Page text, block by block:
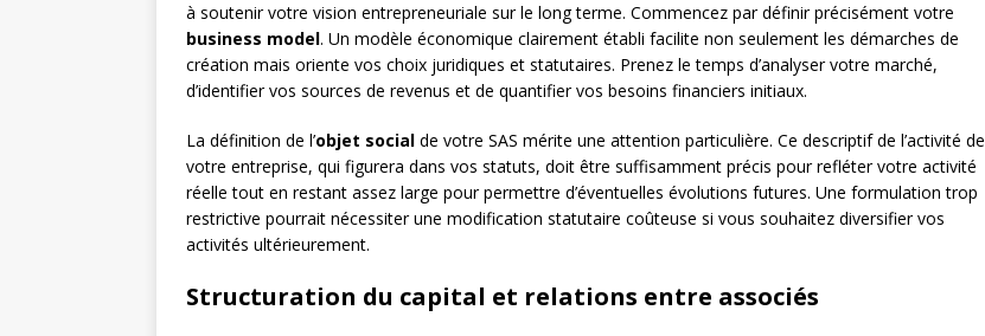
à soutenir votre vision entrepreneuriale sur le long terme. Commencez par définir précisément votre
business model. Un modèle économique clairement établi facilite non seulement les démarches de
création mais oriente vos choix juridiques et statutaires. Prenez le temps d’analyser votre marché,
d’identifier vos sources de revenus et de quantifier vos besoins financiers initiaux.
La définition de l’objet social de votre SAS mérite une attention particulière. Ce descriptif de l’activité de
votre entreprise, qui figurera dans vos statuts, doit être suffisamment précis pour refléter votre activité
réelle tout en restant assez large pour permettre d’éventuelles évolutions futures. Une formulation trop
restrictive pourrait nécessiter une modification statutaire coûteuse si vous souhaitez diversifier vos
activités ultérieurement.
Structuration du capital et relations entre associés